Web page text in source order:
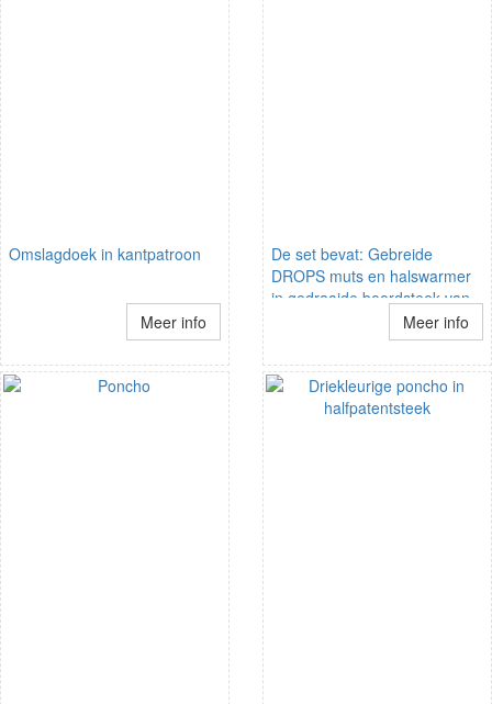
Omslagdoek in kantpatroon
Meer info
De set bevat: Gebreide
DROPS muts en halswarmer
in gedraaide boordsteek van
Meer info